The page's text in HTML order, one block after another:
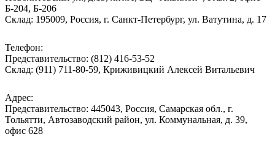
Б-204, Б-206
Склад: 195009, Россия, г. Санкт-Петербург, ул. Ватутина, д. 17
Телефон:
Представительство: (812) 416-53-52
Склад: (911) 711-80-59, Криживицкий Алексей Витальевич
Адрес:
Представительство: 445043, Россия, Самарская обл., г.
Тольятти, Автозаводский район, ул. Коммунальная, д. 39,
офис 628